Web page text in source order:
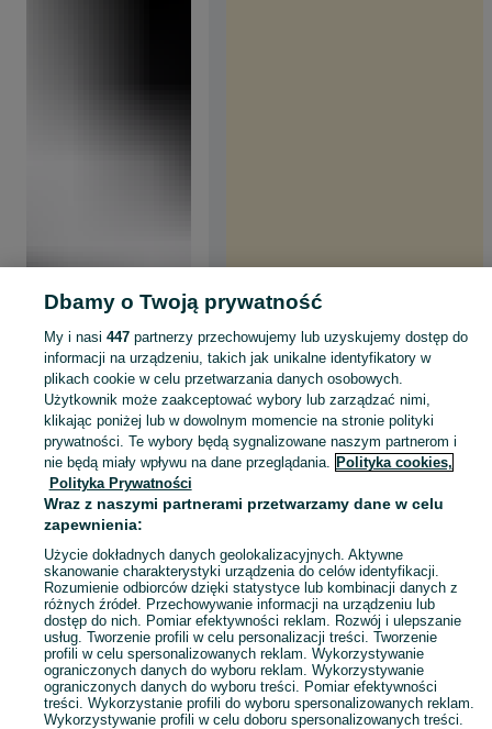
Dbamy o Twoją prywatność
My i nasi 447partnerzy przechowujemy lub uzyskujemy dostęp do
informacji na urządzeniu, takich jak unikalne identyfikatory w
plikach cookie w celu przetwarzania danych osobowych.
Użytkownik może zaakceptować wybory lub zarządzać nimi,
klikając poniżej lub w dowolnym momencie na stronie polityki
prywatności. Te wybory będą sygnalizowane naszym partnerom i
nie będą miały wpływu na dane przeglądania. Polityka cookies,
Polityka Prywatności
Wraz z naszymi partnerami przetwarzamy dane w celu
zapewnienia:
Użycie dokładnych danych geolokalizacyjnych. Aktywne
skanowanie charakterystyki urządzenia do celów identyfikacji.
Rozumienie odbiorców dzięki statystyce lub kombinacji danych z
różnych źródeł. Przechowywanie informacji na urządzeniu lub
dostęp do nich. Pomiar efektywności reklam. Rozwój i ulepszanie
usług. Tworzenie profili w celu personalizacji treści. Tworzenie
profili w celu spersonalizowanych reklam. Wykorzystywanie
ograniczonych danych do wyboru reklam. Wykorzystywanie
ograniczonych danych do wyboru treści. Pomiar efektywności
treści. Wykorzystanie profili do wyboru spersonalizowanych reklam.
Wykorzystywanie profili w celu doboru spersonalizowanych treści.